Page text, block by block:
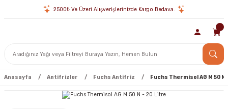
2500₺ Ve Üzeri Alışverişlerinizde Kargo Bedava.
Anasayfa Antifrizler Fuchs Antifriz Fuchs Thermisol AG M 50